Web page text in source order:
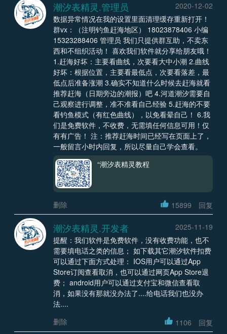
潮汐表精灵.管理员
2020-12-02
数据异常情况在我的设置里面清理缓存重新打开！
群vx：（注明钓鱼赶海地区） 18023878406 小编
15323288406 管理员 我们只提供群互助，不卖东
西和不组织活动！ 喜欢我们软件就分享给朋友哦！
1.赶海好坏：主要看曲线，次要看大中小潮 2.曲线
好坏：根据位置，主要看最低点，次要看落差，最
低点后准备涨潮 3.确实不知道什么时候去赶海就看
推荐赶海（日期旁边的潮报）吧 4.河道潮汐需要自
己观察进行调整，准不准看自己经验 5.赶海的不要
看钓鱼模式（有红色曲线），以免看晕自己！ 6.我
们是免费软件，不收费，无需填任何信息可用！仅
有有广告！ 注：推荐赶海时间已经写在页面上了，
一般留言小时内回复，所以尽量自己学会查看。
“潮汐表精灵教程
删除 15899 回复
潮汐表精灵.开发者
2025-11-19
提醒：我们软件是免费软件，没有收费功能，也不
需要填电话之类的信息； 如下载其它潮汐软件扣费
可以通过下面方式处理： IOS用户可以通过App
Store订阅查看取消，也可以通过网页App Store退
费； android用户可以通过支付宝和微信查看取
消，如果没有那就没办法了....给电话我们也没办
法....
删除
1106 回复